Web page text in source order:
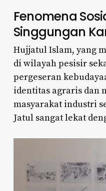
Fenomena
Singgungan
Hujjatul Islam, yang
di wilayah pesisir
pergeseran
identitas agraris dan
masyarakat industri
Jatul sangat lekat